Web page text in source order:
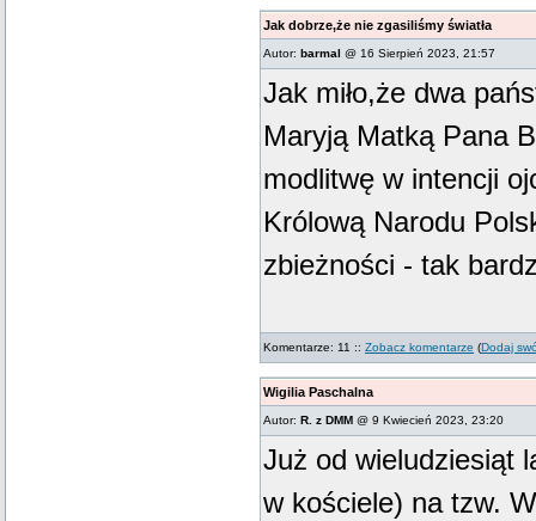
Jak dobrze,że nie zgasiliśmy światła
Autor: barmal @ 16 Sierpień 2023, 21:57
Jak miło,że dwa
Maryją Matką Pana
modlitwę w intencji
Królową Narodu
zbieżności - tak
Komentarze: 11 :: Zobacz komentarze (Dodaj
Wigilia Paschalna
Autor: R. z DMM @ 9 Kwiecień 2023, 23:20
Już od wieludziesiąt
w kościele) na tzw.